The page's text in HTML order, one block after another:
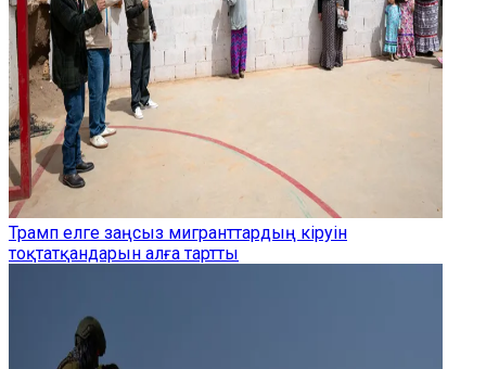
Трамп елге заңсыз мигранттардың кіруін
тоқтатқандарын алға тартты